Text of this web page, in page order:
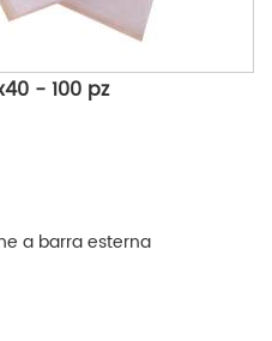
- 100 pz
a barra esterna